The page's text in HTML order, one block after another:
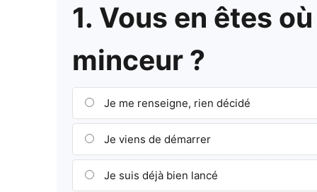
1. Vous en êtes
minceur ?
Je me renseigne, rien décidé
Je viens de démarrer
Je suis déjà bien lancé